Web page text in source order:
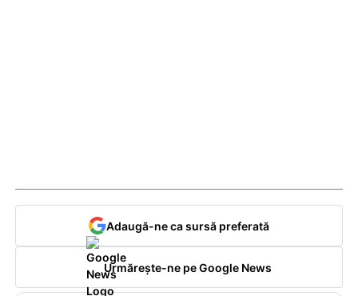
Adaugă-ne ca sursă preferată
Urmărește-ne pe Google News